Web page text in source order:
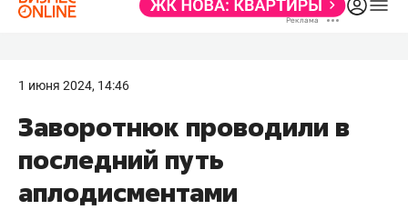
1 июня 2024, 14:46
Заворотнюк проводили в
последний путь
аплодисментами